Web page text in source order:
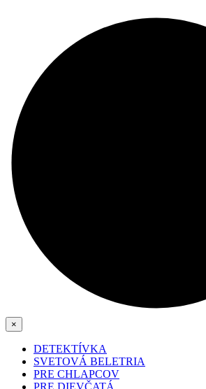
×
DETEKTÍVKA
SVETOVÁ BELETRIA
PRE CHLAPCOV